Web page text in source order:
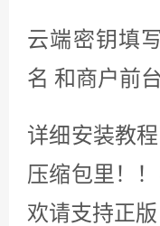
云端密钥填
名 和商户前
详细安装教
压缩包里！
欢请支持正版